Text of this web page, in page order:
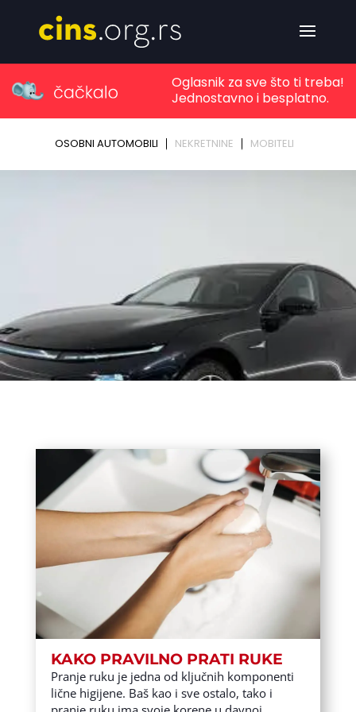
KAKO PRAVILNO PRATI RUKE
Pranje ruku je jedna od ključnih komponenti
lične higijene. Baš kao i sve ostalo, tako i